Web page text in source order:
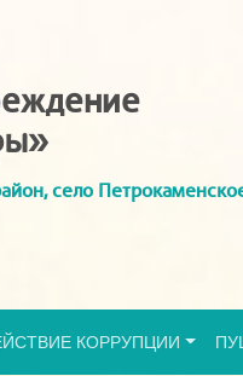
село
КОРРУПЦИИ